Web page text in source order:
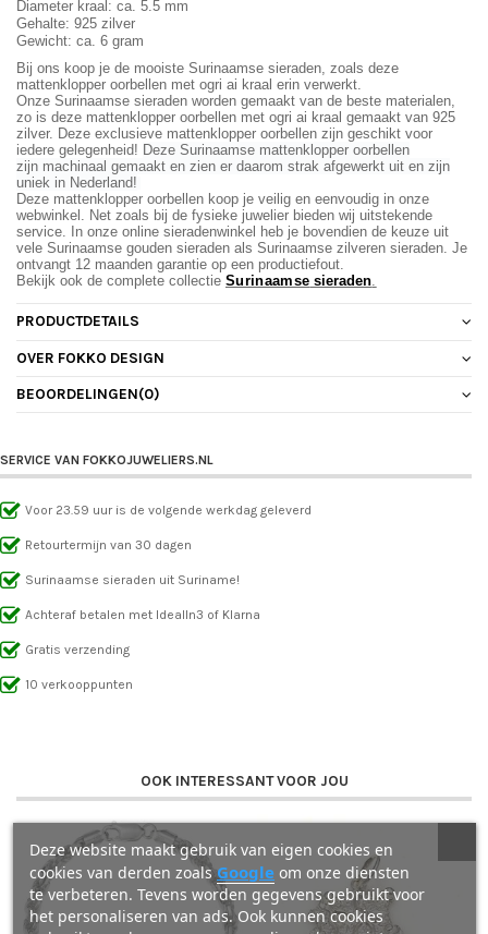
Diameter kraal: ca. 5.5 mm
Gehalte: 925 zilver
Gewicht: ca. 6 gram
Bij ons koop je de mooiste Surinaamse sieraden, zoals deze
mattenklopper oorbellen met ogri ai kraal erin verwerkt.
Onze Surinaamse sieraden worden gemaakt van de beste materialen,
zo is deze mattenklopper oorbellen met ogri ai kraal gemaakt van 925
zilver. Deze exclusieve mattenklopper oorbellen zijn geschikt voor
iedere gelegenheid! Deze Surinaamse mattenklopper oorbellen
zijn machinaal gemaakt en zien er daarom strak afgewerkt uit en zijn
uniek in Nederland!
Deze mattenklopper oorbellen koop je veilig en eenvoudig in onze
webwinkel. Net zoals bij de fysieke juwelier bieden wij uitstekende
service. In onze online sieradenwinkel heb je bovendien de keuze uit
vele Surinaamse gouden sieraden als Surinaamse zilveren sieraden. Je
ontvangt 12 maanden garantie op een productiefout.
Bekijk ook de complete collectie Surinaamse sieraden.
PRODUCTDETAILS
OVER FOKKO DESIGN
BEOORDELINGEN(0)
SERVICE VAN FOKKOJUWELIERS.NL
Voor 23.59 uur is de volgende werkdag geleverd
Retourtermijn van 30 dagen
Surinaamse sieraden uit Suriname!
Achteraf betalen met IdealIn3 of Klarna
Gratis verzending
10 verkooppunten
OOK INTERESSANT VOOR JOU
Deze website maakt gebruik van eigen cookies en
cookies van derden zoalsGoogleom onze diensten
te verbeteren. Tevens worden gegevens gebruikt voor
het personaliseren van ads. Ook kunnen cookies